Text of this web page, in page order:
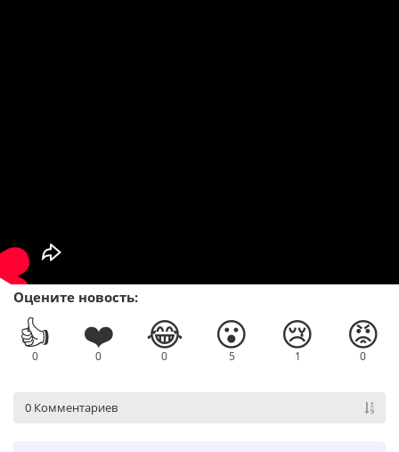
Оцените новость:
👍
0
❤️
0
😂
0
😮
5
😢
1
😡
0
0 Комментариев